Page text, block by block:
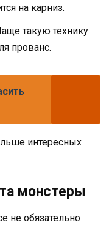
на карниз.
такую технику
прованс.
интересных
монстеры
не обязательно